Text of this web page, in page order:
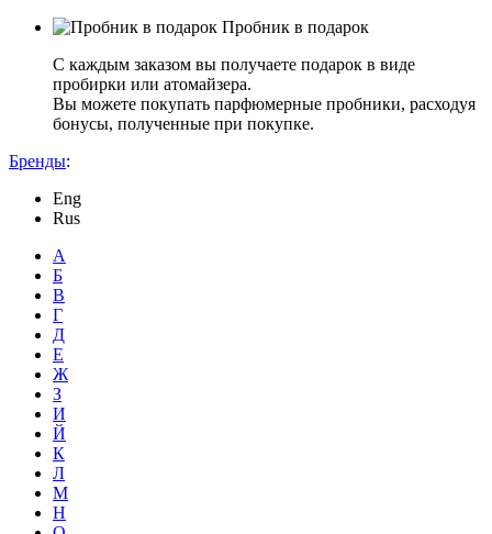
Пробник в подарок
С каждым заказом вы получаете подарок в виде
пробирки или атомайзера.
Вы можете покупать парфюмерные пробники, расходуя
бонусы, полученные при покупке.
Бренды:
Eng
Rus
А
Б
В
Г
Д
Е
Ж
З
И
Й
К
Л
М
Н